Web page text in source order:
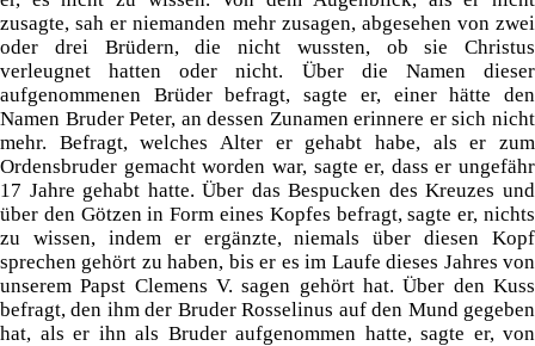
zusagte, sah er niemanden mehr zusagen, abgesehen von zwei
oder drei Brüdern, die nicht wussten, ob sie Christus
verleugnet hatten oder nicht. Über die Namen dieser
aufgenommenen Brüder befragt, sagte er, einer hätte den
Namen Bruder Peter, an dessen Zunamen erinnere er sich nicht
mehr. Befragt, welches Alter er gehabt habe, als er zum
Ordensbruder gemacht worden war, sagte er, dass er ungefähr
17 Jahre gehabt hatte. Über das Bespucken des Kreuzes und
über den Götzen in Form eines Kopfes befragt, sagte er, nichts
zu wissen, indem er ergänzte, niemals über diesen Kopf
sprechen gehört zu haben, bis er es im Laufe dieses Jahres von
unserem Papst Clemens V. sagen gehört hat. Über den Kuss
befragt, den ihm der Bruder Rosselinus auf den Mund gegeben
hat, als er ihn als Bruder aufgenommen hatte, sagte er, von